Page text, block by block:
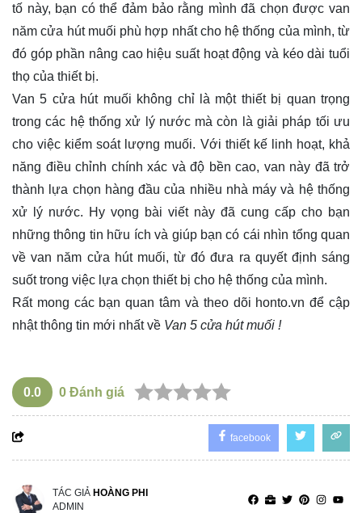
tố này, bạn có thể đảm bảo rằng mình đã chọn được van
năm cửa hút muối phù hợp nhất cho hệ thống của mình, từ
đó góp phần nâng cao hiệu suất hoạt động và kéo dài tuổi
thọ của thiết bị.
Van 5 cửa hút muối không chỉ là một thiết bị quan trọng
trong các hệ thống xử lý nước mà còn là giải pháp tối ưu
cho việc kiểm soát lượng muối. Với thiết kế linh hoạt, khả
năng điều chỉnh chính xác và độ bền cao, van này đã trở
thành lựa chọn hàng đầu của nhiều nhà máy và hệ thống
xử lý nước. Hy vọng bài viết này đã cung cấp cho bạn
những thông tin hữu ích và giúp bạn có cái nhìn tổng quan
về van năm cửa hút muối, từ đó đưa ra quyết định sáng
suốt trong việc lựa chọn thiết bị cho hệ thống của mình.
Rất mong các bạn quan tâm và theo dõi honto.vn để cập
nhật thông tin mới nhất về Van 5 cửa hút muối !
0.0 0 Đánh giá
facebook
TÁC GIẢ HOÀNG PHI
ADMIN